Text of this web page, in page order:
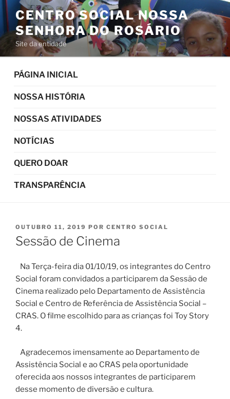
Pular
para
conteúdo
CENTRO SOCIAL NOSSA
SENHORA DO ROSÁRIO
Site da entidade
PÁGINA INICIAL
NOSSA HISTÓRIA
NOSSAS ATIVIDADES
NOTÍCIAS
QUERO DOAR
TRANSPARÊNCIA
PUBLICADO
EM
OUTUBRO 11, 2019 POR CENTRO SOCIAL
Sessão de Cinema
Na Terça-feira dia 01/10/19, os integrantes do Centro
Social foram convidados a participarem da Sessão de
Cinema realizado pelo Departamento de Assistência
Social e Centro de Referência de Assistência Social –
CRAS. O filme escolhido para as crianças foi Toy Story
4.
Agradecemos imensamente ao Departamento de
Assistência Social e ao CRAS pela oportunidade
oferecida aos nossos integrantes de participarem
desse momento de diversão e cultura.